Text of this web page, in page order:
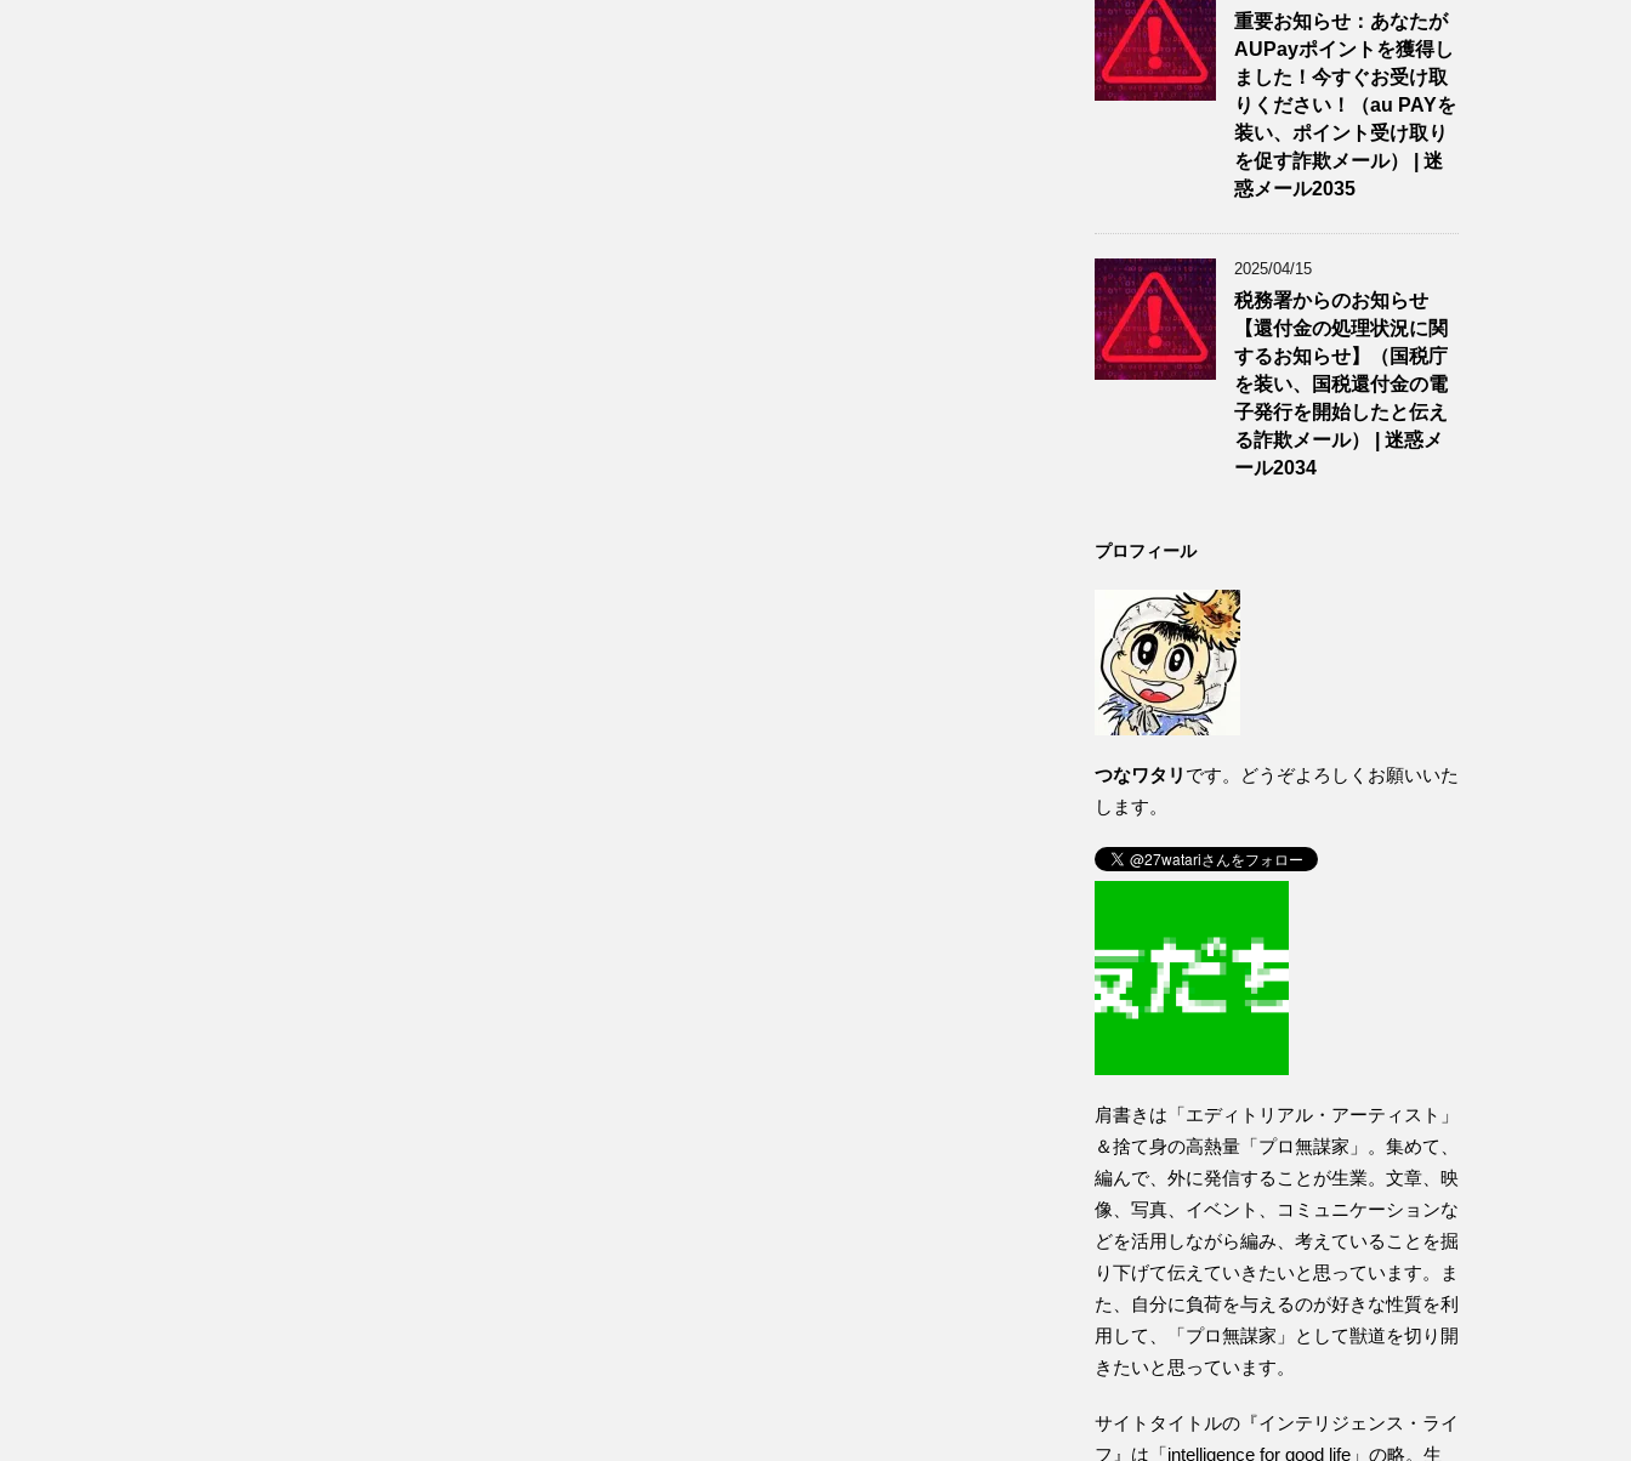
重要お知らせ：あなたが
AUPayポイントを獲得し
ました！今すぐお受け取
りください！（au PAYを
装い、ポイント受け取り
を促す詐欺メール） | 迷
惑メール2035
2025/04/15
税務署からのお知らせ
【還付金の処理状況に関
するお知らせ】（国税庁
を装い、国税還付金の電
子発行を開始したと伝え
る詐欺メール） | 迷惑メ
ール2034
プロフィール
つなワタリ です。どうぞよろしくお願いいた
します。
肩書きは「エディトリアル・アーティスト」
＆捨て身の高熱量「プロ無謀家」。集めて、
編んで、外に発信することが生業。文章、映
像、写真、イベント、コミュニケーションな
どを活用しながら編み、考えていることを掘
り下げて伝えていきたいと思っています。ま
た、自分に負荷を与えるのが好きな性質を利
用して、「プロ無謀家」として獣道を切り開
きたいと思っています。
サイトタイトルの『インテリジェンス・ライ
フ』は「intelligence for good life」の略。生